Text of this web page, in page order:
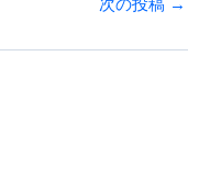
次の投稿 →